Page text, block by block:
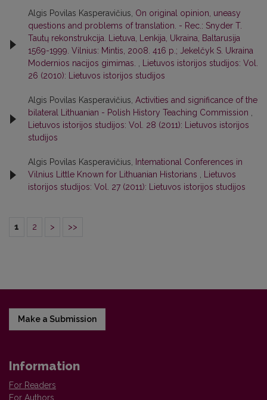
Algis Povilas Kasperavičius, On original opinion, uneasy
questions and problems of translation. - Rec.: Snyder T.
Tautų rekonstrukcija. Lietuva, Lenkija, Ukraina, Baltarusija
1569-1999. Vilnius: Mintis, 2008. 416 p.; Jekelčyk S. Ukraina
Modernios nacijos gimimas.
Lietuvos istorijos studijos: Vol.
26 (2010): Lietuvos istorijos studijos
Algis Povilas Kasperavičius, Activities and significance of the
bilateral Lithuanian - Polish History Teaching Commission
Lietuvos istorijos studijos: Vol. 28 (2011): Lietuvos istorijos
studijos
Algis Povilas Kasperavičius,
Intemational Conferences in
Vilnius Little Known for Lithuanian Historians
Lietuvos
istorijos studijos: Vol. 27 (2011): Lietuvos istorijos studijos
1 2 > >>
Make a Submission
Information
For Readers
For Authors